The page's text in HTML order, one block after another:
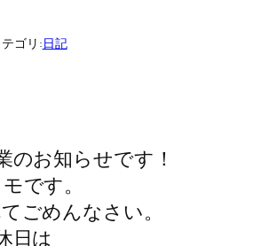
ゴリ:日記
のお知らせです！
です。
ごめんなさい。
日は